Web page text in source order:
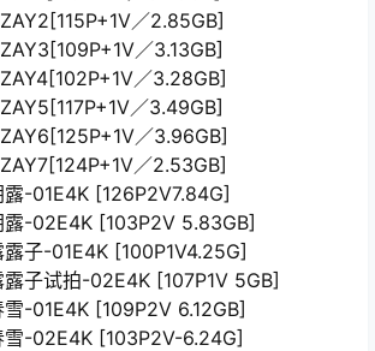
／2.85GB]
／3.13GB]
／3.28GB]
／3.49GB]
／3.96GB]
／2.53GB]
-01E4K [126P2V7.84G]
露-02E4K [103P2V 5.83GB]
子-01E4K [100P1V4.25G]
子试拍-02E4K [107P1V 5GB]
-01E4K [109P2V 6.12GB]
雪-02E4K [103P2V-6.24G]